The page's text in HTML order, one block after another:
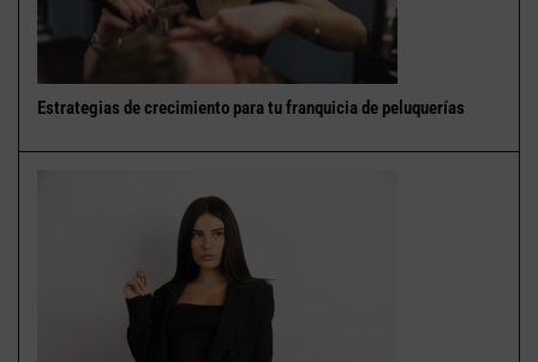
Estrategias de crecimiento para tu franquicia de peluquerías